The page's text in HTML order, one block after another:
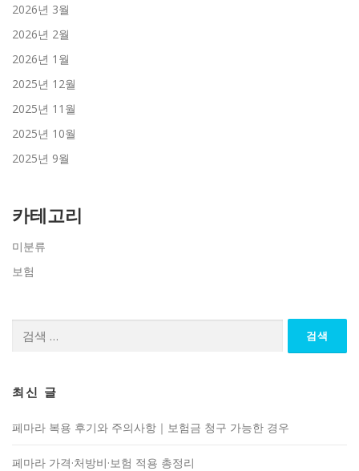
2026년 3월
2026년 2월
2026년 1월
2025년 12월
2025년 11월
2025년 10월
2025년 9월
카테고리
미분류
보험
최신 글
페마라 복용 후기와 주의사항｜보험금 청구 가능한 경우
페마라 가격·처방비·보험 적용 총정리